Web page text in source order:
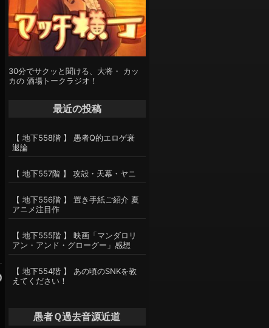
30分でサクッと聞ける、大将・ カッ
カの 酒場トークラジオ！
最近の投稿
【 地下558階 】 愚者Q的エロゲ衰
退論
【 地下557階 】 攻殻・天幕・ヤニ
【 地下556階 】 置き手紙ご紹介 夏
アニメ注目作
【 地下555階 】 映画「マンダロリ
アン・アンド・グローグー」感想
【 地下554階 】 あの頃のSNKを教
えてください！
愚者Ｑ過去音源近道